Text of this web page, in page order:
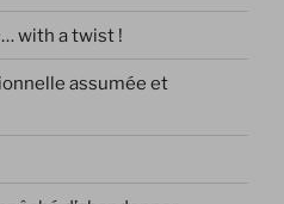
with a twist !
assumée et